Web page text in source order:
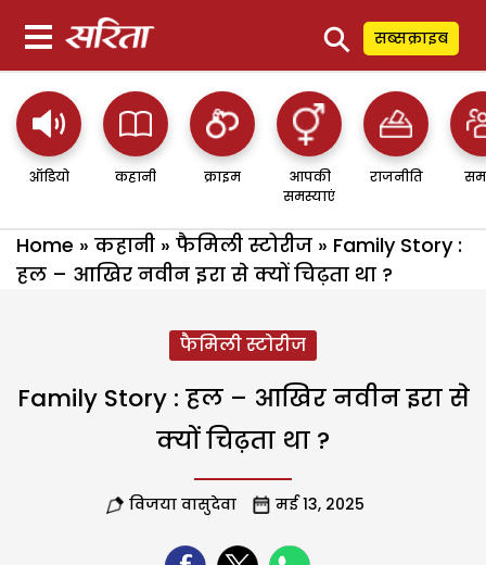
⚲ सब्सक्राइब
ऑडियो कहानी क्राइम
आपकी
समस्याएं
राजनीति
Home » कहानी » फैमिली स्टोरीज » Family Story :
हल – आखिर नवीन इरा से क्यों चिढ़ता था ?
फैमिली स्टोरीज
Family Story : हल – आखिर नवीन इरा से
क्यों चिढ़ता था ?
विजया वासुदेवा मई 13, 2025